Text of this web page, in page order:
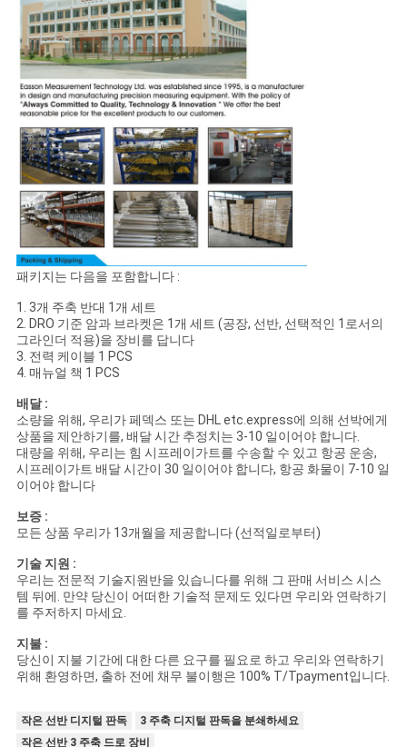
패키지는 다음을 포함합니다 :
1. 3개 주축 반대 1개 세트
2. DRO 기준 암과 브라켓은 1개 세트 (공장, 선반, 선택적인 1로서의
그라인더 적용)을 장비를 답니다
3. 전력 케이블 1 PCS
4. 매뉴얼 책 1 PCS
배달 :
소량을 위해, 우리가 페덱스 또는 DHL etc.express에 의해 선박에게
상품을 제안하기를, 배달 시간 추정치는 3-10 일이어야 합니다.
대량을 위해, 우리는 힘 시프레이가트를 수송할 수 있고 항공 운송,
시프레이가트 배달 시간이 30 일이어야 합니다, 항공 화물이 7-10 일
이어야 합니다
보증 :
모든 상품 우리가 13개월을 제공합니다 (선적일로부터)
기술 지원 :
우리는 전문적 기술지원반을 있습니다를 위해 그 판매 서비스 시스
템 뒤에. 만약 당신이 어떠한 기술적 문제도 있다면 우리와 연락하기
를 주저하지 마세요.
지불 :
당신이 지불 기간에 대한 다른 요구를 필요로 하고 우리와 연락하기
위해 환영하면, 출하 전에 채무 불이행은 100% T/Tpayment입니다.
작은 선반 디지털 판독
3 주축 디지털 판독을 분쇄하세요
작은 선반 3 주축 드로 장비